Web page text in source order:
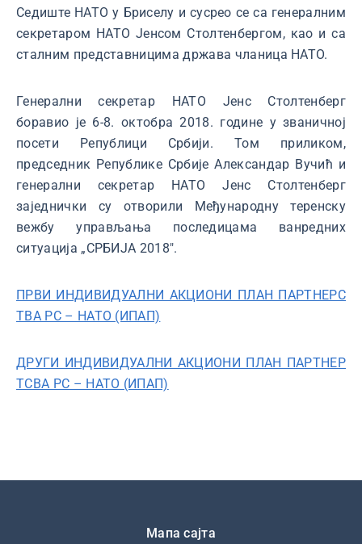
Седиште НАТО у Бриселу и сусрео се са генералним
секретаром НАТО Јенсом Столтенбергом, као и са
сталним представницима држава чланица НАТО.
Генерални секретар НАТО Јенс Столтенберг
боравио је 6-8. октобра 2018. године у званичној
посети Републици Србији. Том приликом,
председник Републике Србије Александар Вучић и
генерални секретар НАТО Јенс Столтенберг
заједнички су отворили Међународну теренску
вежбу управљања последицама ванредних
ситуација „СРБИЈА 2018".
ПРВИ ИНДИВИДУАЛНИ АКЦИОНИ ПЛАН ПАРТНЕРС
ТВА РС – НАТО (ИПАП)
ДРУГИ ИНДИВИДУАЛНИ АКЦИОНИ ПЛАН ПАРТНЕР
ТСВА РС – НАТО (ИПАП)
Мапа сајта